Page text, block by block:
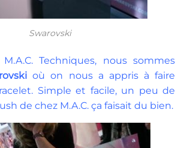
Swarovski
Techniques, nous sommes
où on nous a appris à faire
Simple et facile, un peu de
de chez M.A.C. ça faisait du bien.